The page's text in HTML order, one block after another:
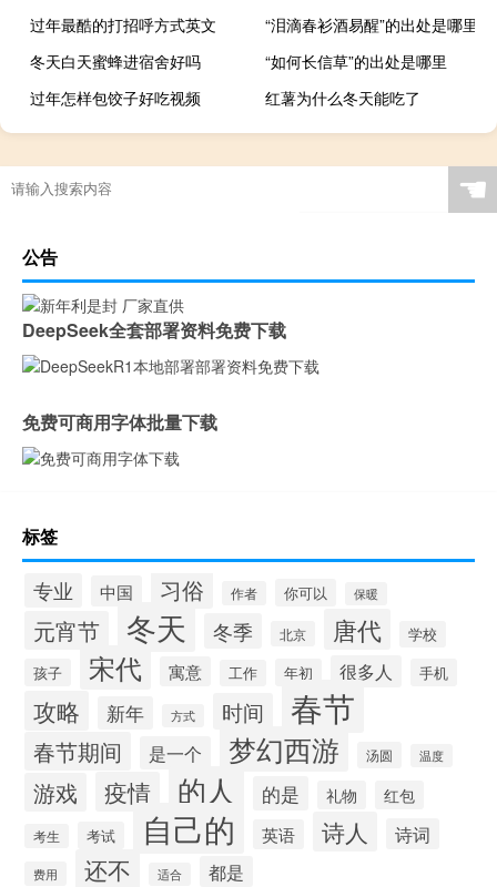
过年最酷的打招呼方式英文
“泪滴春衫酒易醒”的出处是哪里
冬天白天蜜蜂进宿舍好吗
“如何长信草”的出处是哪里
过年怎样包饺子好吃视频
红薯为什么冬天能吃了
☚
公告
DeepSeek全套部署资料免费下载
免费可商用字体批量下载
标签
专业 中国 习俗 作者 你可以 保暖
元宵节 冬天 冬季 北京 唐代 学校
孩子 宋代 寓意 工作 年初 很多人 手机
攻略 新年 方式 时间 春节
春节期间 是一个 梦幻西游 汤圆 温度
游戏 疫情 的人 的是 礼物 红包
考生 考试 自己的 英语 诗人 诗词
费用 还不 适合 都是